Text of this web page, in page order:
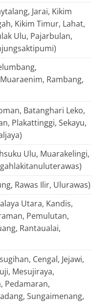
Jarai, Kikim
Kikim Timur, Lahat,
Ulu, Pajarbulan,
Rambang,
Batanghari Leko,
Plakattinggi, Sekayu,
Ulu, Muarakelingi,
Rawas Ilir, Ulurawas)
Utara, Kandis,
Pemulutan,
Rantaualai,
Cengal, Jejawi,
Mesujiraya,
Pedamaran,
Sungaimenang,